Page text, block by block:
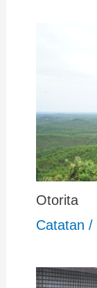
Otorita
Catatan /